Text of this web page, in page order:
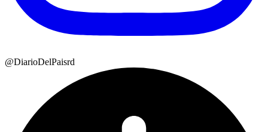
@DiarioDelPaisrd